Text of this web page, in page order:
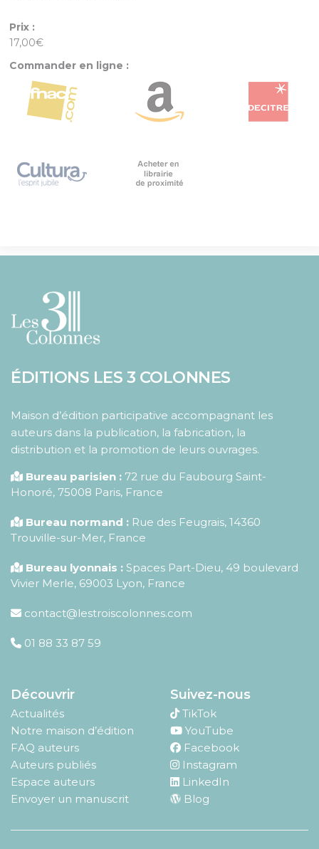
Prix :
17,00€
Commander en ligne :
ÉDITIONS LES 3 COLONNES
Maison d’édition participative accompagnant les
auteurs dans la publication, la fabrication, la
distribution et la promotion de leurs ouvrages.
Bureau parisien : 72 rue du Faubourg Saint-
Honoré, 75008 Paris, France
Bureau normand : Rue des Feugrais, 14360
Trouville-sur-Mer, France
Bureau lyonnais : Spaces Part-Dieu, 49 boulevard
Vivier Merle, 69003 Lyon, France
contact@lestroiscolonnes.com
01 88 33 87 59
Découvrir
Actualités
Notre maison d’édition
FAQ auteurs
Auteurs publiés
Espace auteurs
Envoyer un manuscrit
Suivez-nous
TikTok
YouTube
Facebook
Instagram
LinkedIn
Blog